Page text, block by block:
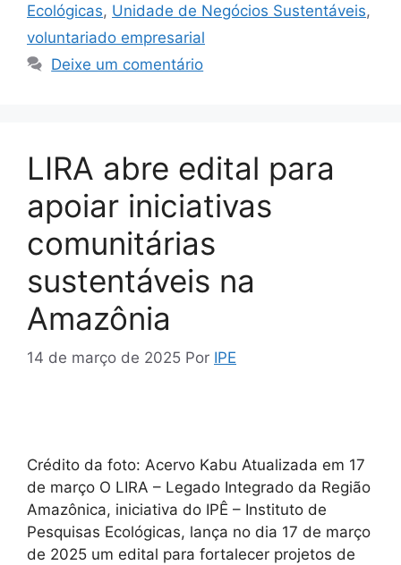
Ecológicas, Unidade de Negócios Sustentáveis,
voluntariado empresarial
Deixe um comentário
LIRA abre edital para
apoiar iniciativas
comunitárias
sustentáveis na
Amazônia
14 de março de 2025 Por IPE
Crédito da foto: Acervo Kabu Atualizada em 17
de março O LIRA – Legado Integrado da Região
Amazônica, iniciativa do IPÊ – Instituto de
Pesquisas Ecológicas, lança no dia 17 de março
de 2025 um edital para fortalecer projetos de